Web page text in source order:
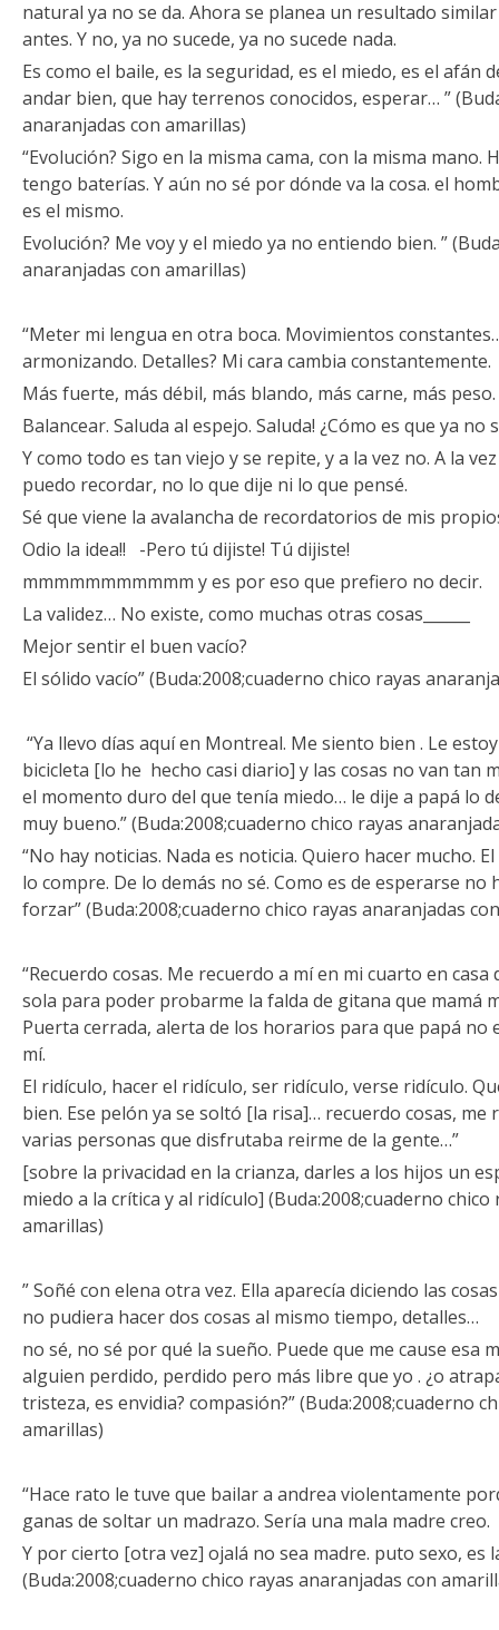
natural ya no se da. Ahora se planea un resultado
antes. Y no, ya no sucede, ya no sucede nada.
Es como el baile, es la seguridad, es el miedo, es el afán
andar bien, que hay terrenos conocidos, esperar… ”
anaranjadas con amarillas)
“Evolución? Sigo en la misma cama, con la misma
tengo baterías. Y aún no sé por dónde va la cosa. el
es el mismo.
Evolución? Me voy y el miedo ya no entiendo bien. ”
anaranjadas con amarillas)
“Meter mi lengua en otra boca. Movimientos
armonizando. Detalles? Mi cara cambia constantemente.
Más fuerte, más débil, más blando, más carne, más
Balancear. Saluda al espejo. Saluda! ¿Cómo es que ya no
Y como todo es tan viejo y se repite, y a la vez no. A la
puedo recordar, no lo que dije ni lo que pensé.
Sé que viene la avalancha de recordatorios de mis
Odio la idea!! -Pero tú dijiste! Tú dijiste!
mmmmmmmmmmm y es por eso que prefiero no decir.
La validez… No existe, como muchas otras cosas______
Mejor sentir el buen vacío?
El sólido vacío” (Buda:2008;cuaderno chico rayas
“Ya llevo días aquí en Montreal. Me siento bien . Le
bicicleta [lo he hecho casi diario] y las cosas no van tan
el momento duro del que tenía miedo… le dije a papá lo
muy bueno.” (Buda:2008;cuaderno chico rayas
“No hay noticias. Nada es noticia. Quiero hacer mucho.
lo compre. De lo demás no sé. Como es de esperarse
forzar” (Buda:2008;cuaderno chico rayas anaranjadas
“Recuerdo cosas. Me recuerdo a mí en mi cuarto en
sola para poder probarme la falda de gitana que mamá
Puerta cerrada, alerta de los horarios para que papá no
mí.
El ridículo, hacer el ridículo, ser ridículo, verse ridículo.
bien. Ese pelón ya se soltó [la risa]… recuerdo cosas, me
varias personas que disfrutaba reirme de la gente…”
[sobre la privacidad en la crianza, darles a los hijos un
miedo a la crítica y al ridículo] (Buda:2008;cuaderno
amarillas)
” Soñé con elena otra vez. Ella aparecía diciendo las
no pudiera hacer dos cosas al mismo tiempo, detalles…
no sé, no sé por qué la sueño. Puede que me cause esa
alguien perdido, perdido pero más libre que yo . ¿o
tristeza, es envidia? compasión?” (Buda:2008;cuaderno
amarillas)
“Hace rato le tuve que bailar a andrea violentamente
ganas de soltar un madrazo. Sería una mala madre creo.
Y por cierto [otra vez] ojalá no sea madre. puto sexo, es
(Buda:2008;cuaderno chico rayas anaranjadas con